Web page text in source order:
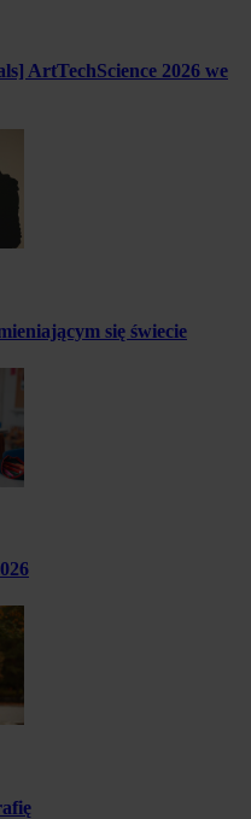
ArtTechScience 2026 we
się świecie